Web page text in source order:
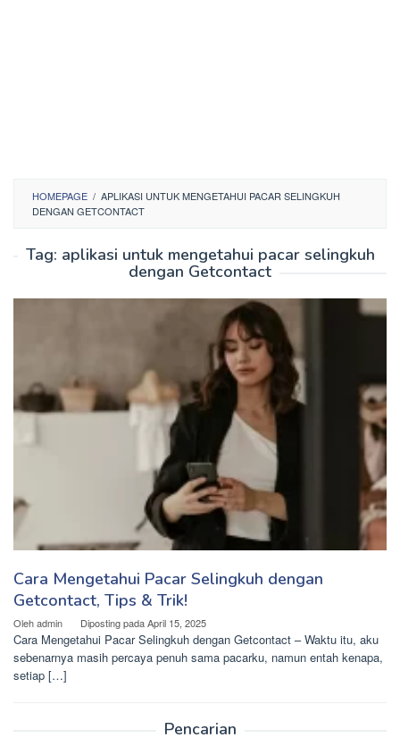
HOMEPAGE / APLIKASI UNTUK MENGETAHUI PACAR SELINGKUH
DENGAN GETCONTACT
Tag: aplikasi untuk mengetahui pacar selingkuh
dengan Getcontact
Cara Mengetahui Pacar Selingkuh dengan
Getcontact, Tips & Trik!
Olehadmin Diposting padaApril 15, 2025
Cara Mengetahui Pacar Selingkuh dengan Getcontact – Waktu itu, aku
sebenarnya masih percaya penuh sama pacarku, namun entah kenapa,
setiap […]
Pencarian